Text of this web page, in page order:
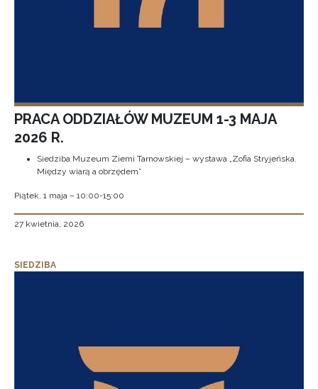
PRACA ODDZIAŁÓW MUZEUM 1-3 MAJA
2026 R.
Siedziba Muzeum Ziemi Tarnowskiej – wystawa „Zofia Stryjeńska.
Między wiarą a obrzędem”
Piątek, 1 maja – 10:00-15:00
27 kwietnia, 2026
SIEDZIBA